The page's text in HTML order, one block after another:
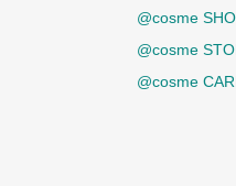
@cosme
@cosme
@cosme